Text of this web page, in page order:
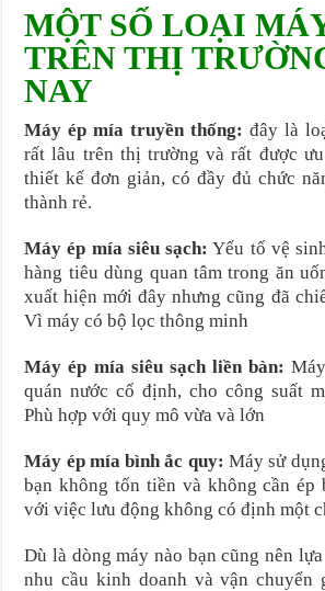
MỘT SỐ LOẠI
TRÊN THỊ
NAY
Máy ép mía truyền thống: đây là
rất lâu trên thị trường và rất được
thiết kế đơn giản, có đầy đủ chức
thành rẻ.
Máy ép mía siêu sạch: Yếu tố vệ
hàng tiêu dùng quan tâm trong ăn
xuất hiện mới đây nhưng cũng đã
Vì máy có bộ lọc thông minh
Máy ép mía siêu sạch liền bàn:
quán nước cố định, cho công suất
Phù hợp với quy mô vừa và lớn
Máy ép mía bình ắc quy: Máy sử
bạn không tốn tiền và không cần ép
với việc lưu động không có định một
Dù là dòng máy nào bạn cũng nên
nhu cầu kinh doanh và vận chuyển